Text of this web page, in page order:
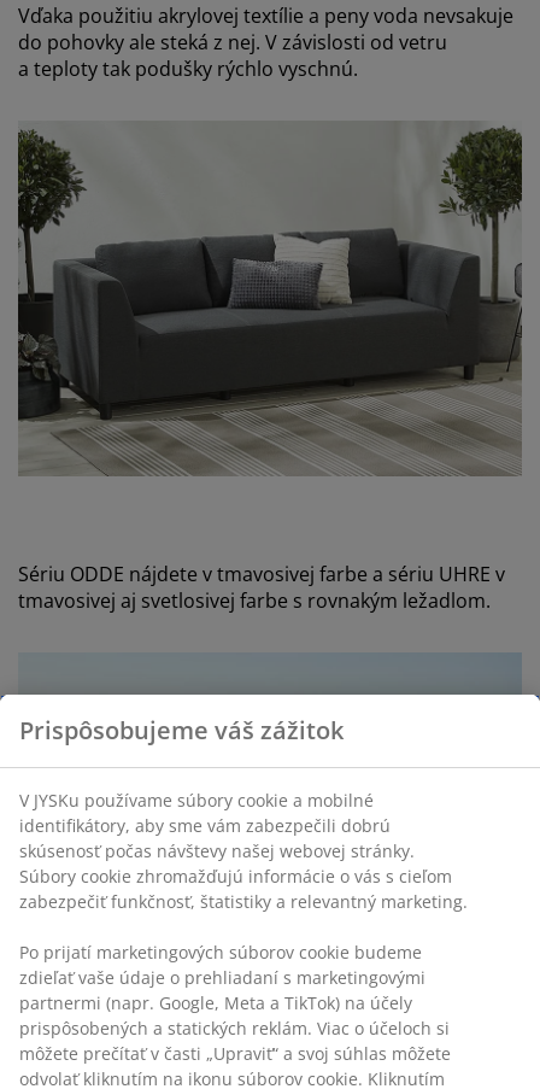
Vďaka použitiu akrylovej textílie a peny voda nevsakuje
do pohovky ale steká z nej. V závislosti od vetru
a teploty tak podušky rýchlo vyschnú.
Sériu ODDE nájdete v tmavosivej farbe a sériu UHRE v
tmavosivej aj svetlosivej farbe s rovnakým ležadlom.
Bezúdržbový a pohodlný
Prispôsobujeme váš zážitok
V JYSKu používame súbory cookie a mobilné
identifikátory, aby sme vám zabezpečili dobrú
skúsenosť počas návštevy našej webovej stránky.
Súbory cookie zhromažďujú informácie o vás s cieľom
zabezpečiť funkčnosť, štatistiky a relevantný marketing.
Po prijatí marketingových súborov cookie budeme
zdieľať vaše údaje o prehliadaní s marketingovými
partnermi (napr. Google, Meta a TikTok) na účely
prispôsobených a statických reklám. Viac o účeloch si
môžete prečítať v časti „Upraviť“ a svoj súhlas môžete
odvolať kliknutím na ikonu súborov cookie. Kliknutím